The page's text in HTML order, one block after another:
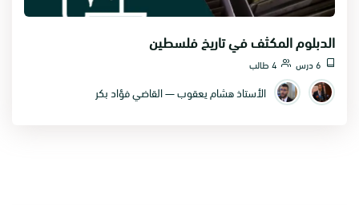
الدبلوم المكثف في تاريخ فلسطين
6 درس 4 طالب
الأستاذ هشام يعقوب — القاضي فؤاد بكر